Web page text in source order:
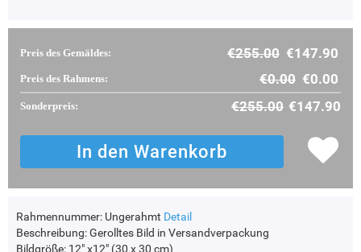
Preis des Gemäldes: €255.00 €147.90
Preis des Rahmens: €0.00 €0.00
Sonderpreis: €255.00 €147.90
Rahmennummer: Ungerahmt Detail
Beschreibung:Gerolltes Bild in Versandverpackung
Bildgröße: 12" x12" (30 x 30 cm)